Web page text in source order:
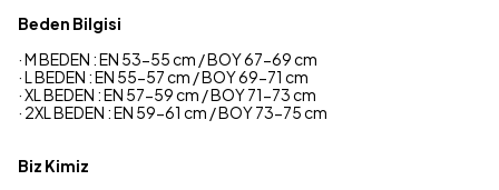
Beden Bilgisi
· M BEDEN : EN 53-55 cm / BOY 67-69 cm
· L BEDEN : EN 55-57 cm / BOY 69-71 cm
· XL BEDEN : EN 57-59 cm / BOY 71-73 cm
· 2XL BEDEN : EN 59-61 cm / BOY 73-75 cm
Biz Kimiz